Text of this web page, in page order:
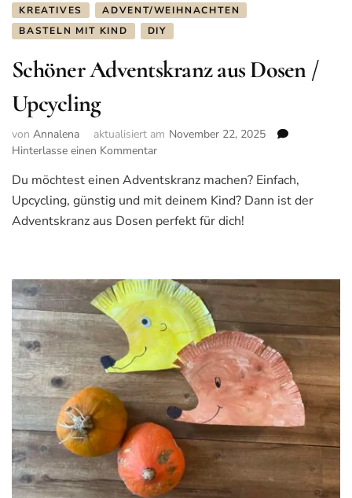
KREATIVES
ADVENT/WEIHNACHTEN
BASTELN MIT KIND
DIY
Schöner Adventskranz aus Dosen /
Upcycling
von Annalena aktualisiert am November 22, 2025
Hinterlasse einen Kommentar
Adventskranz
aus
Dosen
Du möchtest einen Adventskranz machen? Einfach,
Upcycling, günstig und mit deinem Kind? Dann ist der
Adventskranz aus Dosen perfekt für dich!